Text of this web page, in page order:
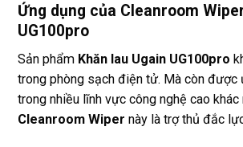
Ứng dụng của Cleanroom
UG100pro
Sản phẩm Khăn lau Ugain UG100pro
trong phòng sạch điện tử. Mà còn được
trong nhiều lĩnh vực công nghệ cao khác
Cleanroom Wiper này là trợ thủ đắc